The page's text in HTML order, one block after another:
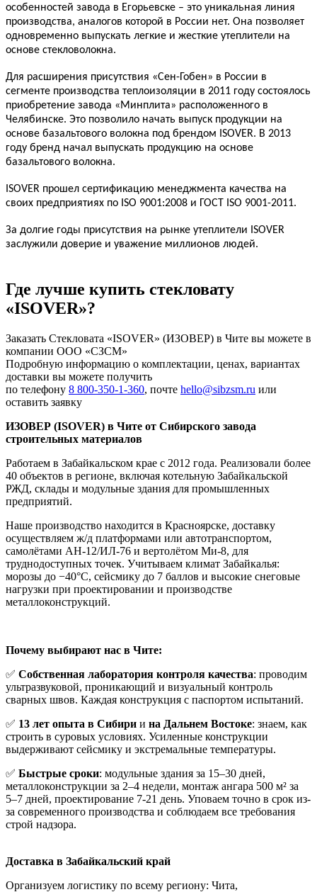
особенностей завода в Егорьевске – это уникальная линия
производства, аналогов которой в России нет. Она позволяет
одновременно выпускать легкие и жесткие утеплители на
основе стекловолокна.
Для расширения присутствия «Сен-Гобен» в России в
сегменте производства теплоизоляции в 2011 году состоялось
приобретение завода «Минплита» расположенного в
Челябинске. Это позволило начать выпуск продукции на
основе базальтового волокна под брендом ISOVER. В 2013
году бренд начал выпускать продукцию на основе
базальтового волокна.
ISOVER прошел сертификацию менеджмента качества на
своих предприятиях по ISO 9001:2008 и ГОСТ ISO 9001-2011.
За долгие годы присутствия на рынке утеплители ISOVER
заслужили доверие и уважение миллионов людей.
Где лучше купить стекловату
«ISOVER»?
Заказать Стекловата «ISOVER» (ИЗОВЕР) в Чите вы можете в
компании ООО «СЗСМ»
Подробную информацию о комплектации, ценах, вариантах
доставки вы можете получить
по телефону 8 800-350-1-360, почте hello@sibzsm.ru или
оставить заявку
ИЗОВЕР (ISOVER) в Чите от Сибирского завода
строительных материалов
Работаем в Забайкальском крае с 2012 года. Реализовали более
40 объектов в регионе, включая котельную Забайкальской
РЖД, склады и модульные здания для промышленных
предприятий.
Наше производство находится в Красноярске, доставку
осуществляем ж/д платформами или автотранспортом,
самолётами АН-12/ИЛ-76 и вертолётом Ми-8, для
труднодоступных точек. Учитываем климат Забайкалья:
морозы до −40°C, сейсмику до 7 баллов и высокие снеговые
нагрузки при проектировании и производстве
металлоконструкций.
Почему выбирают нас в Чите:
✅ Собственная лаборатория контроля качества: проводим
ультразвуковой, проникающий и визуальный контроль
сварных швов. Каждая конструкция с паспортом испытаний.
✅ 13 лет опыта в Сибири и на Дальнем Востоке: знаем, как
строить в суровых условиях. Усиленные конструкции
выдерживают сейсмику и экстремальные температуры.
✅ Быстрые сроки: модульные здания за 15–30 дней,
металлоконструкции за 2–4 недели, монтаж ангара 500 м² за
5–7 дней, проектирование 7-21 день. Уповаем точно в срок из-
за современного производства и соблюдаем все требования
строй надзора.
Доставка в Забайкальский край
Организуем логистику по всему региону: Чита,